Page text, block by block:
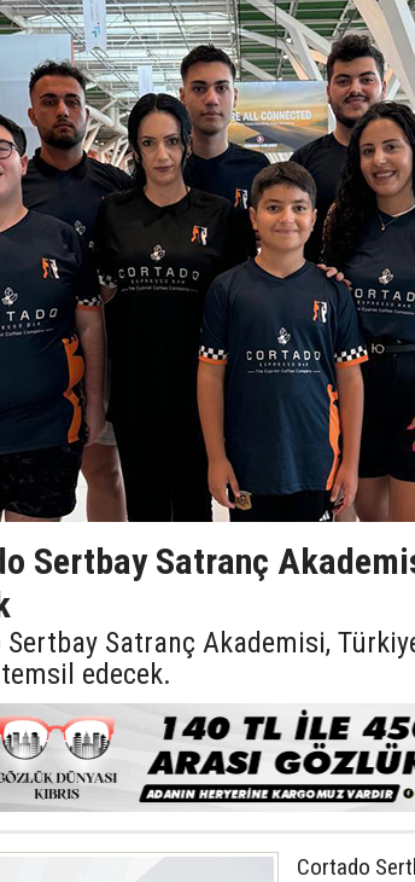
Sertbay Satranç
Satranç Akademisi,
temsil edecek.
Cortado